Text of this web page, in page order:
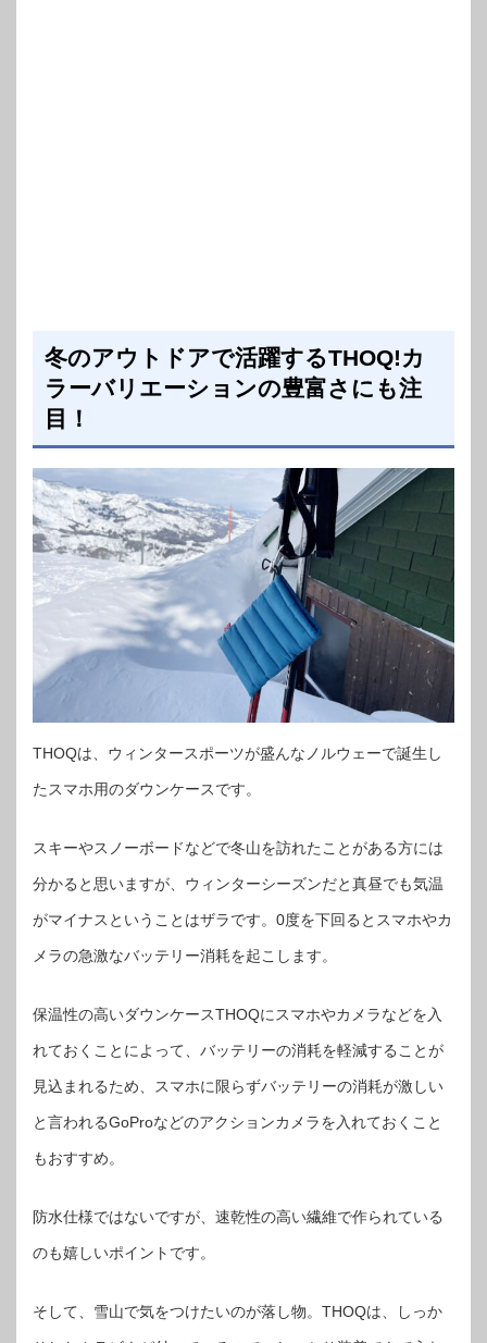
冬のアウトドアで活躍するTHOQ!カ
ラーバリエーションの豊富さにも注
目！
THOQは、ウィンタースポーツが盛んなノルウェーで誕生し
たスマホ用のダウンケースです。
スキーやスノーボードなどで冬山を訪れたことがある方には
分かると思いますが、ウィンターシーズンだと真昼でも気温
がマイナスということはザラです。0度を下回るとスマホやカ
メラの急激なバッテリー消耗を起こします。
保温性の高いダウンケースTHOQにスマホやカメラなどを入
れておくことによって、バッテリーの消耗を軽減することが
見込まれるため、スマホに限らずバッテリーの消耗が激しい
と言われるGoProなどのアクションカメラを入れておくこと
もおすすめ。
防水仕様ではないですが、速乾性の高い繊維で作られている
のも嬉しいポイントです。
そして、雪山で気をつけたいのが落し物。THOQは、しっか